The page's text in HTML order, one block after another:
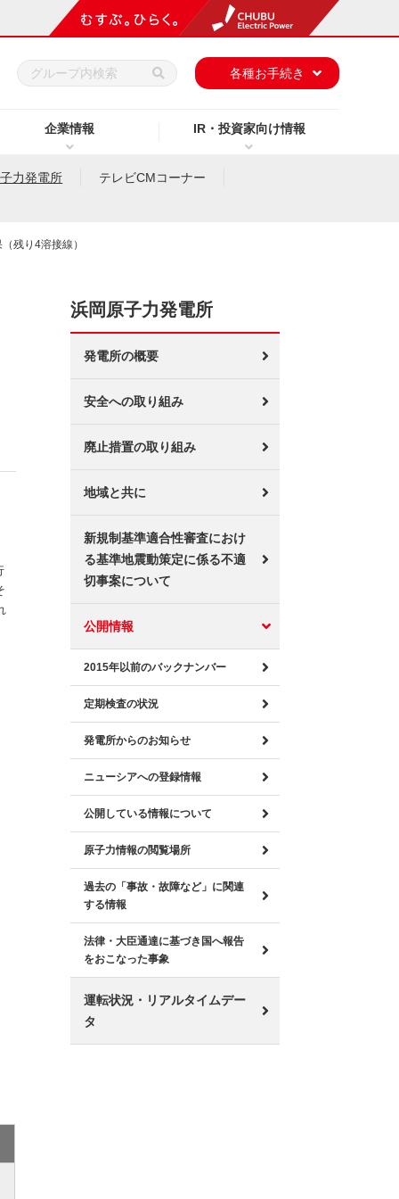
企業情報 IR・投資家向け情報
各種お手続き
力発電所 テレビCMコーナー
残り4溶接線）
浜岡原子力発電所
発電所の概要
安全への取り組み
廃止措置の取り組み
地域と共に
新規制基準適合性審査におけ
る基準地震動策定に係る不適
切事案について
公開情報
2015年以前のバックナンバー
定期検査の状況
発電所からのお知らせ
ニューシアへの登録情報
公開している情報について
原子力情報の閲覧場所
過去の「事故・故障など」に関連
する情報
法律・大臣通達に基づき国へ報告
をおこなった事象
運転状況・リアルタイムデー
タ